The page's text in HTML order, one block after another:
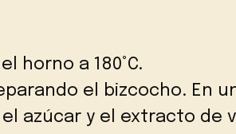
horno a 180°C.
el bizcocho. En
azúcar y el extracto de